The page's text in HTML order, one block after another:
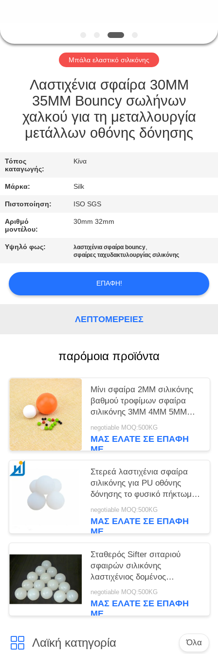
ΜΑΣ
ΕΛΆΤΕ
ΕΠΑΦΉ
ΕΙΔΉΣΕΙΣ
ΠΕΡΙΠΤΏΣΕΙΣ
ΖΗΤΉΣΤΕ
ΈΝΑ
ΑΠΌΣΠΑΣΜΑ
SITEMAP
PRIVACY
POLICY
Μπάλα ελαστικό σιλικόνης
Λαστιχένια σφαίρα 30MM
35MM Bouncy σωλήνων
χαλκού για τη μεταλλουργία
μετάλλων οθόνης δόνησης
Τόπος
καταγωγής:
Κίνα
Μάρκα: Silk
Πιστοποίηση: ISO SGS
Αριθμό
μοντέλου:
30mm 32mm
Υψηλό φως: λαστιχένια σφαίρα bouncy,
σφαίρες ταχυδακτυλουργίας σιλικόνης
ΕΠΑΦΉ!
ΛΕΠΤΟΜΈΡΕΙΕΣ
παρόμοια προϊόντα
Μίνι σφαίρα 2MM σιλικόνης
βαθμού τροφίμων σφαίρα
σιλικόνης 3MM 4MM 5MM
μικρή
negotiable MOQ:500KG
ΜΑΣ ΕΛΆΤΕ ΣΕ ΕΠΑΦΉ
ΜΕ
Στερεά λαστιχένια σφαίρα
σιλικόνης για PU οθόνης
δόνησης το φυσικό πήκτωμα
πυριτίου σφαιρών NR 35mm
σφαίρα
negotiable MOQ:500KG
ΜΑΣ ΕΛΆΤΕ ΣΕ ΕΠΑΦΉ
ΜΕ
Σταθερός Sifter σιταριού
σφαιρών σιλικόνης
λαστιχένιος δομένος
περιστροφικός διαχωριστής
28mm 30mm 35mm
negotiable MOQ:500KG
ΜΑΣ ΕΛΆΤΕ ΣΕ ΕΠΑΦΉ
ΜΕ
Λαϊκή κατηγορία Όλα